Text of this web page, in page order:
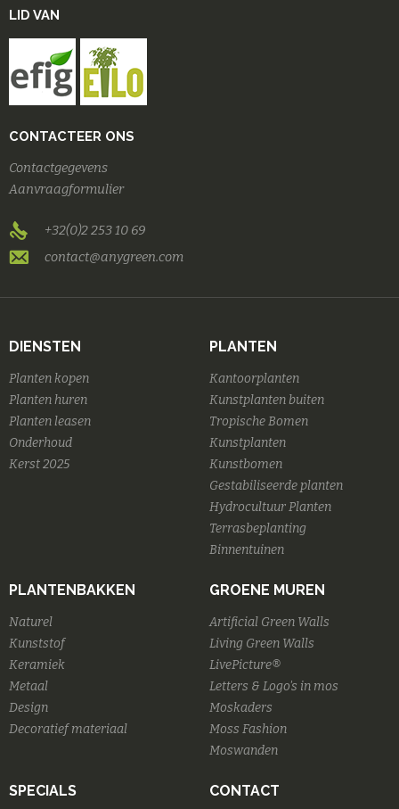
LID VAN
CONTACTEER ONS
Contactgegevens
Aanvraagformulier
+32(0)2 253 10 69
contact@anygreen.com
DIENSTEN
Planten kopen
Planten huren
Planten leasen
Onderhoud
Kerst 2025
PLANTEN
Kantoorplanten
Kunstplanten buiten
Tropische Bomen
Kunstplanten
Kunstbomen
Gestabiliseerde planten
Hydrocultuur Planten
Terrasbeplanting
Binnentuinen
PLANTENBAKKEN
Naturel
Kunststof
Keramiek
Metaal
Design
Decoratief materiaal
GROENE MUREN
Artificial Green Walls
Living Green Walls
LivePicture®
Letters & Logo's in mos
Moskaders
Moss Fashion
Moswanden
SPECIALS CONTACT